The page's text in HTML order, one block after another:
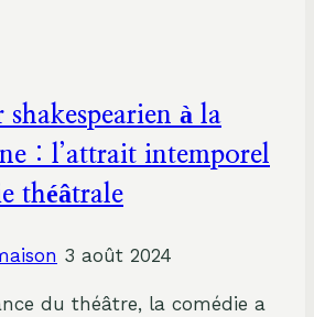
shakespearien à la
: l’attrait intemporel
théâtrale
3 août 2024
du théâtre, la comédie a